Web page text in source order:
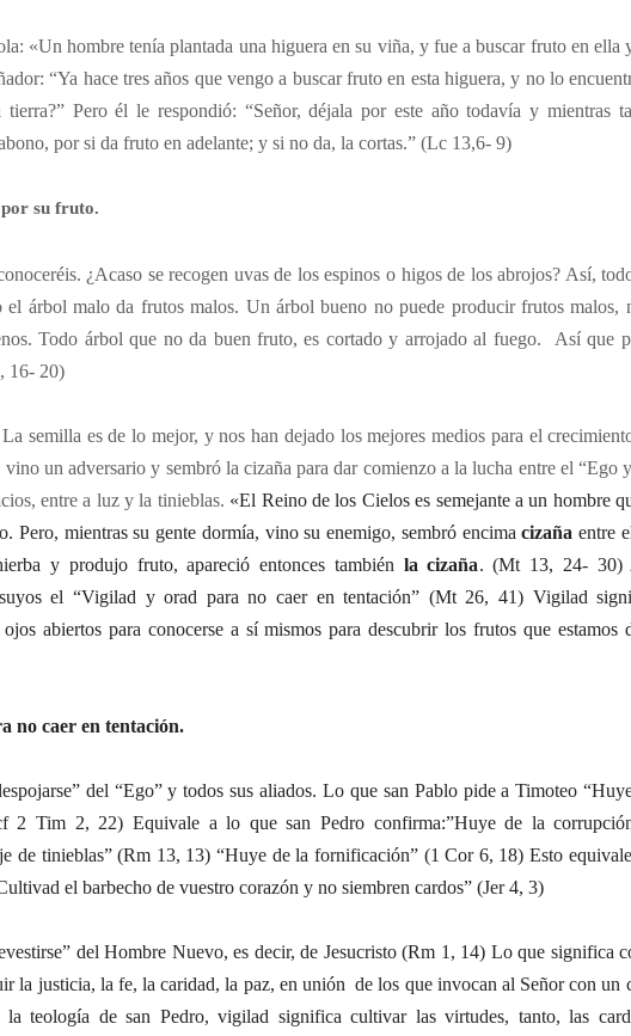
«Un hombre tenía plantada una higuera en su viña, y fue a buscar fruto en ella
“Ya hace tres años que vengo a buscar fruto en esta higuera, y no lo
Pero él le respondió: “Señor, déjala por este año todavía y mientras
por si da fruto en adelante; y si no da, la cortas.” (Lc 13,6- 9)
su fruto.
¿Acaso se recogen uvas de los espinos o higos de los abrojos? Así,
el árbol malo da frutos malos. Un árbol bueno no puede producir frutos malos,
Todo árbol que no da buen fruto, es cortado y arrojado al fuego. Así que
16- 20)
La semilla es de lo mejor, y nos han dejado los mejores medios para el
un adversario y sembró la cizaña para dar comienzo a la lucha entre el “Ego
entre a luz y la tinieblas. «El Reino de los Cielos es semejante a un hombre
Pero, mientras su gente dormía, vino su enemigo, sembró encimacizaña entre
y produjo fruto, apareció entonces también la cizaña. (Mt 13, 24- 30)
el “Vigilad y orad para no caer en tentación” (Mt 26, 41) Vigilad
abiertos para conocerse a sí mismos para descubrir los frutos que estamos
no caer en tentación.
del “Ego” y todos sus aliados. Lo que san Pablo pide a Timoteo
2 Tim 2, 22) Equivale a lo que san Pedro confirma:”Huye de la
de tinieblas” (Rm 13, 13) “Huye de la fornificación” (1 Cor 6, 18) Esto
el barbecho de vuestro corazón y no siembren cardos” (Jer 4, 3)
del Hombre Nuevo, es decir, de Jesucristo (Rm 1, 14) Lo que significa
la justicia, la fe, la caridad, la paz, en unión de los que invocan al Señor con un
teología de san Pedro, vigilad significa cultivar las virtudes, tanto, las